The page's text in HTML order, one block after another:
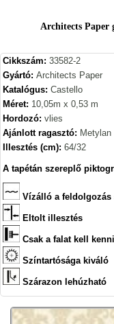
Architects Paper
Cikkszám: 33582-2
Gyártó: Architects Paper
Katalógus: Castello
Méret: 10,05m x 0,53 m
Hordozó: vlies
Ajánlott ragasztó: Metylan
Illesztés (cm): 64/32
A tapétán szereplő
Vízálló a feldolgozás
Eltolt illesztés
Csak a falat kell kenni
Színtartósága kiváló
Szárazon lehúzható